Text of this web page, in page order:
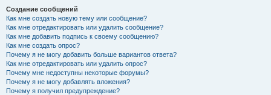
Создание сообщений
Как мне создать новую тему или сообщение?
Как мне отредактировать или удалить сообщение?
Как мне добавить подпись к своему сообщению?
Как мне создать опрос?
Почему я не могу добавить больше вариантов ответа?
Как мне отредактировать или удалить опрос?
Почему мне недоступны некоторые форумы?
Почему я не могу добавлять вложения?
Почему я получил предупреждение?